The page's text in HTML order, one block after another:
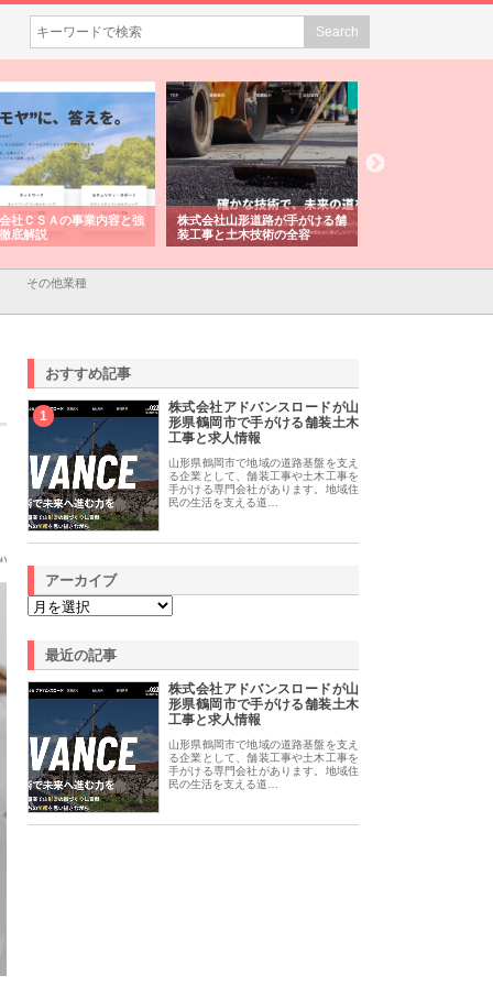
社ＣＳＡの事業内容と強
底解説
株式会社山形道路が手がける舗
装工事と土木技術の全容
その他業種
おすすめ記事
1
株式会社アドバンスロードが山
形県鶴岡市で手がける舗装土木
工事と求人情報
山形県鶴岡市で地域の道路基盤を支え
る企業として、舗装工事や土木工事を
手がける専門会社があります。地域住
民の生活を支える道…
アーカイブ
最近の記事
株式会社アドバンスロードが山
形県鶴岡市で手がける舗装土木
工事と求人情報
山形県鶴岡市で地域の道路基盤を支え
る企業として、舗装工事や土木工事を
手がける専門会社があります。地域住
民の生活を支える道…